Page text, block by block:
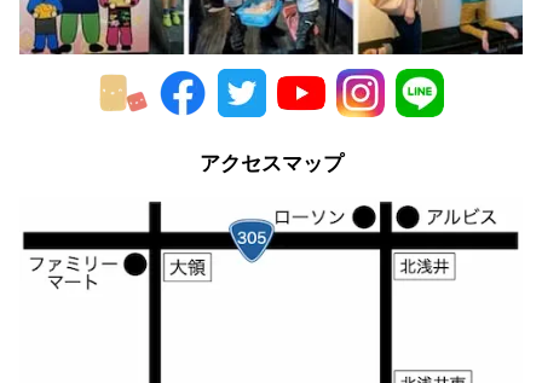
2014年
アクセスマップ